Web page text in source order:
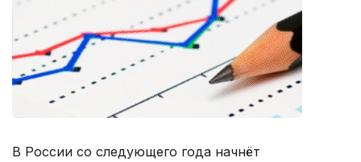
В России со следующего года начнёт